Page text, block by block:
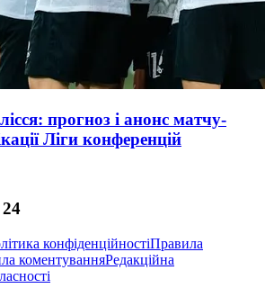
прогноз і анонс матчу-
Ліги конференцій
конфіденційностіПравила
коментуванняРедакційна